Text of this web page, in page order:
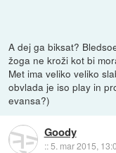
A dej ga biksat?
žoga ne kroži kot bi
Met ima veliko veliko
obvlada je iso play in
evansa?)
Goody
::5. mar 2015,